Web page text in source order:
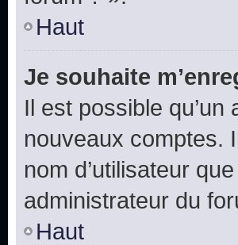
Haut
Je souhaite
Il est possible
nouveaux comptes.
nom d’utilisateur
administrateur du
Haut